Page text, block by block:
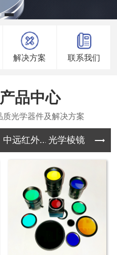
解决方案 联系我们
产品中心
中远红外... 光学棱镜 其它